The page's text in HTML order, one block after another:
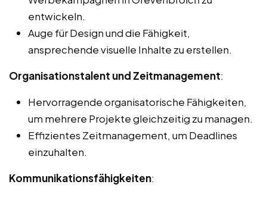
entwickeln.
Auge für Design und die Fähigkeit,
ansprechende visuelle Inhalte zu erstellen.
Organisationstalent und Zeitmanagement:
Hervorragende organisatorische Fähigkeiten,
um mehrere Projekte gleichzeitig zu managen.
Effizientes Zeitmanagement, um Deadlines
einzuhalten.
Kommunikationsfähigkeiten: